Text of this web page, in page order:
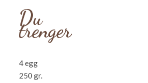
Du
trenger
4 egg
250 gr.